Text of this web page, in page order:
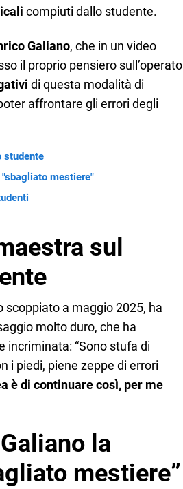
compiuti dallo studente.
Galiano, che in un video
il proprio pensiero sull’operato
di questa modalità di
affrontare gli errori degli
studente
mestiere"
sul
a maggio 2025, ha
molto duro, che ha
incriminata: “Sono stufa di
i piedi, piene zeppe di errori
è di continuare così, per me
la
mestiere”